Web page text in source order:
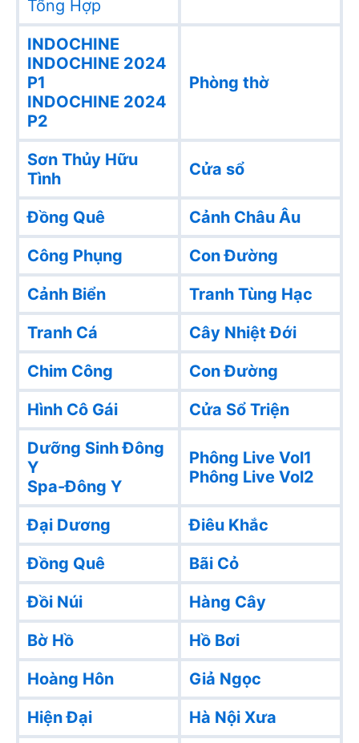
Tổng Hợp
INDOCHINE
INDOCHINE 2024
P1
INDOCHINE 2024
P2
Phòng thờ
Sơn Thủy Hữu
Tình
Cửa sổ
Đồng Quê
Cảnh Châu Âu
Công Phụng
Con Đường
Cảnh Biển
Tranh Tùng Hạc
Tranh Cá
Cây Nhiệt Đới
Chim Công
Con Đường
Hình Cô Gái
Cửa Sổ Triện
Dưỡng Sinh Đông
Y
Spa-Đông Y
Phông Live Vol1
Phông Live Vol2
Đại Dương
Điêu Khắc
Đồng Quê
Bãi Cỏ
Đồi Núi
Hàng Cây
Bờ Hồ
Hồ Bơi
Hoàng Hôn
Giả Ngọc
Hiện Đại
Hà Nội Xưa